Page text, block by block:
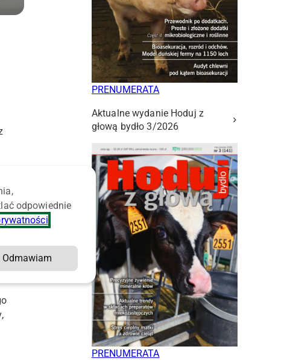
PRENUMERATA
Aktualne wydanie Hoduj z
głową bydło 3/2026
PRENUMERATA
odpowiednie
Odmawiam